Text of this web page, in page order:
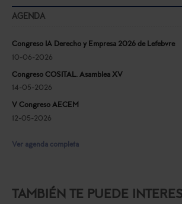
AGENDA
Congreso IA Derecho y Empresa 2026 de Lefebvre
10-06-2026
Congreso COSITAL. Asamblea XV
14-05-2026
V Congreso AECEM
12-05-2026
Ver agenda completa
TAMBIÉN TE PUEDE